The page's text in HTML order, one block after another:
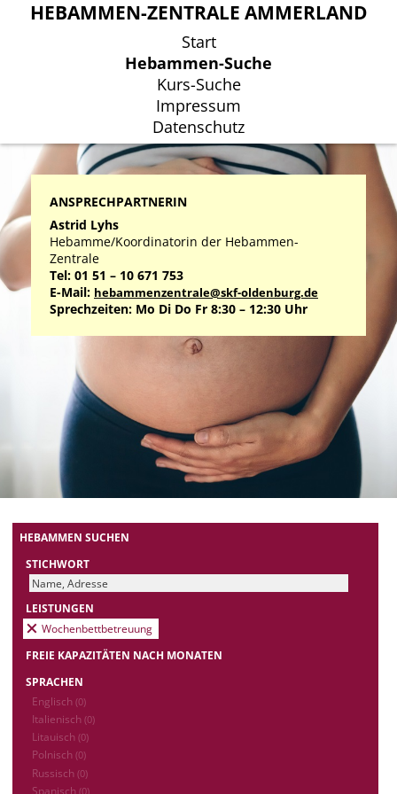
HEBAMMEN-ZENTRALE AMMERLAND
Start
Hebammen-Suche
Kurs-Suche
Impressum
Datenschutz
HEBAMMEN-ZENTRALE AMMERLAND
Start
Hebammen-Suche
Kurs-Suche
Impressum
Datenschutz
ANSPRECHPARTNERIN
Astrid Lyhs
Hebamme/Koordinatorin der Hebammen-
Zentrale
Tel: 01 51 – 10 671 753
E-Mail: hebammenzentrale@skf-oldenburg.de
Sprechzeiten: Mo Di Do Fr 8:30 – 12:30 Uhr
HEBAMMEN SUCHEN
STICHWORT
LEISTUNGEN
Wochenbettbetreuung
FREIE KAPAZITÄTEN NACH MONATEN
SPRACHEN
Englisch (0)
Italienisch (0)
Litauisch (0)
Polnisch (0)
Russisch (0)
Spanisch (0)